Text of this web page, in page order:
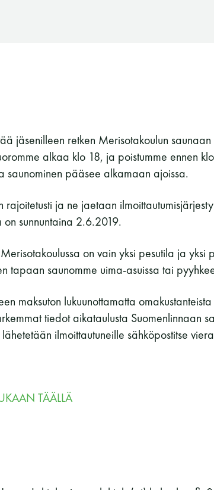
Suomen Saunaseura ry
Kahvio/kassa 050 372 4167
(saunojen aukioloaikana)
Tietosuojaseloste
jäsenilleen retken Merisotakoulun
alkaa klo 18, ja poistumme ennen
saunominen pääsee alkamaan ajoissa.
rajoitetusti ja ne jaetaan
on sunnuntaina 2.6.2019.
on vain yksi pesutila ja yksi
tapaan saunomme uima-asuissa tai
maksuton lukuunottamatta
tiedot aikataulusta Suomenlinnaan
ilmoittautuneille sähköpostitse
TÄÄLLÄ